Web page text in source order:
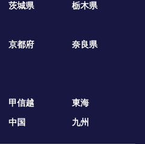
茨城県 栃木県
京都府
奈良県
甲信越
東海
中国 九州